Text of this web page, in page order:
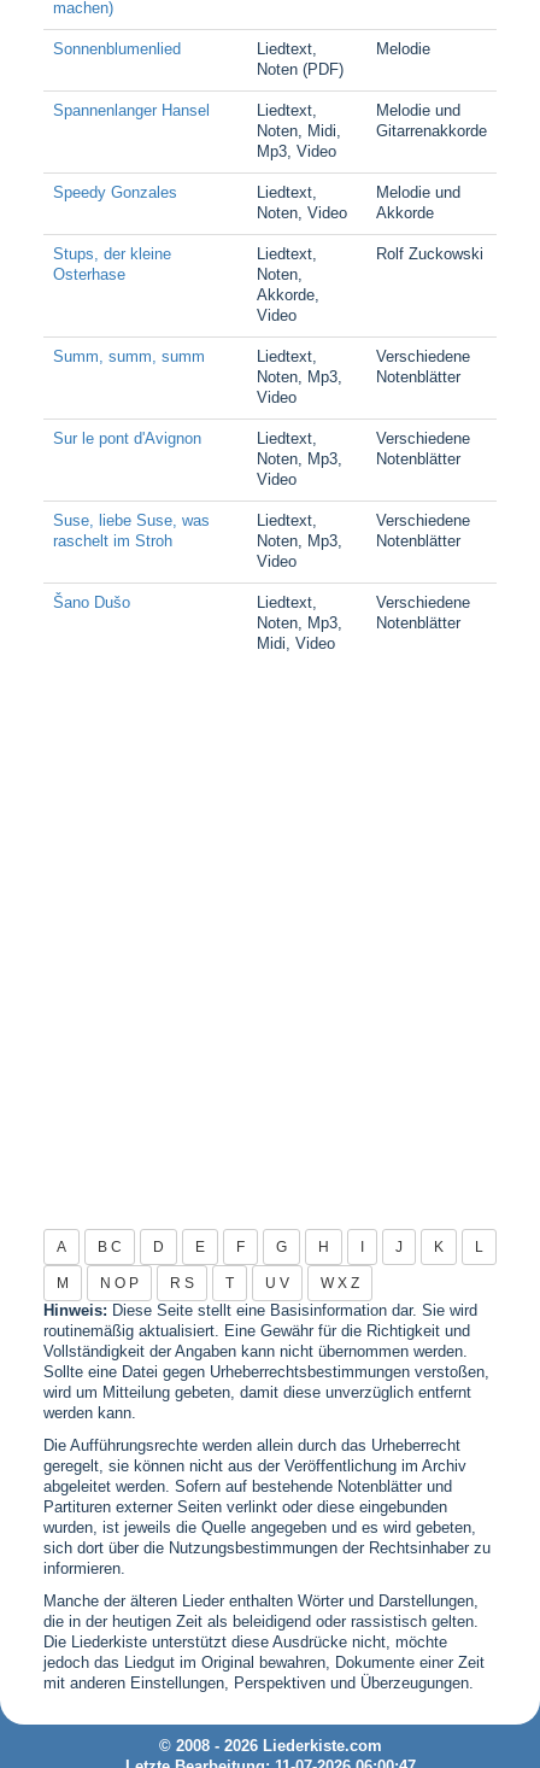
machen)
Sonnenblumenlied
Liedtext,
Noten (PDF)
Melodie
Spannenlanger Hansel
Liedtext,
Noten, Midi,
Mp3, Video
Melodie und
Gitarrenakkorde
Speedy Gonzales
Liedtext,
Noten, Video
Melodie und
Akkorde
Stups, der kleine
Osterhase
Liedtext,
Noten,
Akkorde,
Video
Rolf Zuckowski
Summ, summ, summ
Liedtext,
Noten, Mp3,
Video
Verschiedene
Notenblätter
Sur le pont d'Avignon
Liedtext,
Noten, Mp3,
Video
Verschiedene
Notenblätter
Suse, liebe Suse, was
raschelt im Stroh
Liedtext,
Noten, Mp3,
Video
Verschiedene
Notenblätter
Šano Dušo
Liedtext,
Noten, Mp3,
Midi, Video
Verschiedene
Notenblätter
A B C D E F G H I J K L
M N O P R S T U V
W X Z
Hinweis: Diese Seite stellt eine Basisinformation dar. Sie wird
routinemäßig aktualisiert. Eine Gewähr für die Richtigkeit und
Vollständigkeit der Angaben kann nicht übernommen werden.
Sollte eine Datei gegen Urheberrechtsbestimmungen verstoßen,
wird um Mitteilung gebeten, damit diese unverzüglich entfernt
werden kann.
Die Aufführungsrechte werden allein durch das Urheberrecht
geregelt, sie können nicht aus der Veröffentlichung im Archiv
abgeleitet werden. Sofern auf bestehende Notenblätter und
Partituren externer Seiten verlinkt oder diese eingebunden
wurden, ist jeweils die Quelle angegeben und es wird gebeten,
sich dort über die Nutzungsbestimmungen der Rechtsinhaber zu
informieren.
Manche der älteren Lieder enthalten Wörter und Darstellungen,
die in der heutigen Zeit als beleidigend oder rassistisch gelten.
Die Liederkiste unterstützt diese Ausdrücke nicht, möchte
jedoch das Liedgut im Original bewahren, Dokumente einer Zeit
mit anderen Einstellungen, Perspektiven und Überzeugungen.
© 2008 - 2026 Liederkiste.com